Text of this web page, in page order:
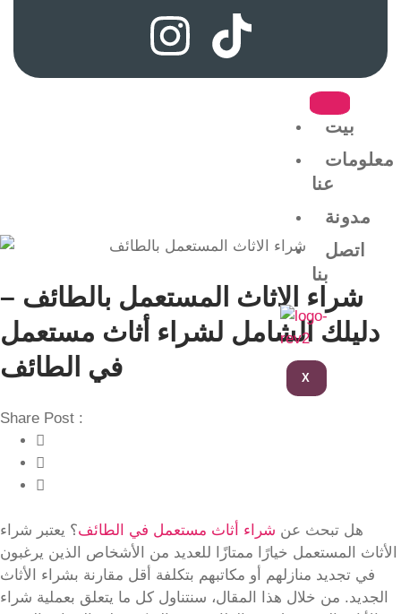
بيت
معلومات
عنا
مدونة
اتصل
بنا
X
شراء الاثاث المستعمل بالطائف –
دليلك الشامل لشراء أثاث مستعمل
في الطائف
Share Post :
هل تبحث عن شراء أثاث مستعمل في الطائف؟ يعتبر شراء
الأثاث المستعمل خيارًا ممتازًا للعديد من الأشخاص الذين يرغبون
في تجديد منازلهم أو مكاتبهم بتكلفة أقل مقارنة بشراء الأثاث
الجديد. من خلال هذا المقال، سنتناول كل ما يتعلق بعملية شراء